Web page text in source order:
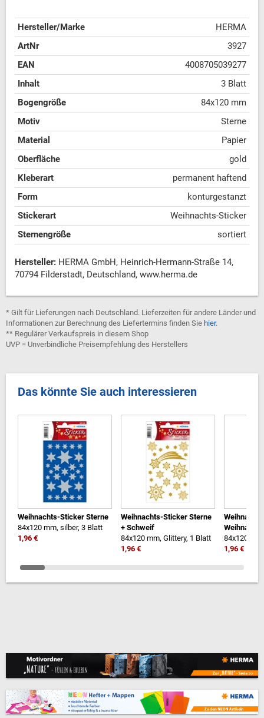
Hersteller/Marke
HERMA
ArtNr
3927
EAN
4008705039277
Inhalt
3 Blatt
Bogengröße
84x120 mm
Motiv
Sterne
Material
Papier
Oberfläche
gold
Kleberart
permanent haftend
Form
konturgestanzt
Stickerart
Weihnachts-Sticker
Sternengröße
sortiert
Hersteller: HERMA GmbH, Heinrich-Hermann-Straße 14,
70794 Filderstadt, Deutschland, www.herma.de
* Gilt für Lieferungen nach Deutschland. Lieferzeiten für andere Länder und
Informationen zur Berechnung des Liefertermins finden Sie hier.
** Regulärer Verkaufspreis in diesem Shop
UVP = Unverbindliche Preisempfehlung des Herstellers
Das könnte Sie auch interessieren
Weihnachts-Sticker Sterne
84x120 mm, silber, 3 Blatt
1,96 €
Weihnachts-Sticker Sterne
+ Schweif
84x120 mm, Glittery, 1 Blatt
1,96 €
84x120
1,96 €